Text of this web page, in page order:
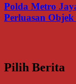
Polda Metro
Perluasan
Pilih Berita